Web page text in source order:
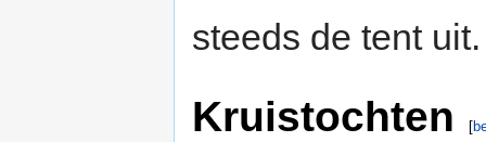
steeds de tent uit.
Kruistochten [